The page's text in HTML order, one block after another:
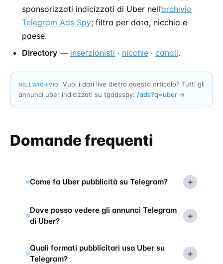
sponsorizzati indicizzati di Uber nell’archivio
Telegram Ads Spy; filtra per data, nicchia e
paese.
Directory — inserzionisti · nicchie · canali.
NELL’ARCHIVIO
Vuoi i dati live dietro questo articolo? Tutti gli
annunci uber indicizzati su tgadsspy: /ads?q=uber →
Domande frequenti
Come fa Uber pubblicità su Telegram? +
Dove posso vedere gli annunci Telegram
di Uber?
+
Quali formati pubblicitari usa Uber su
Telegram?
+